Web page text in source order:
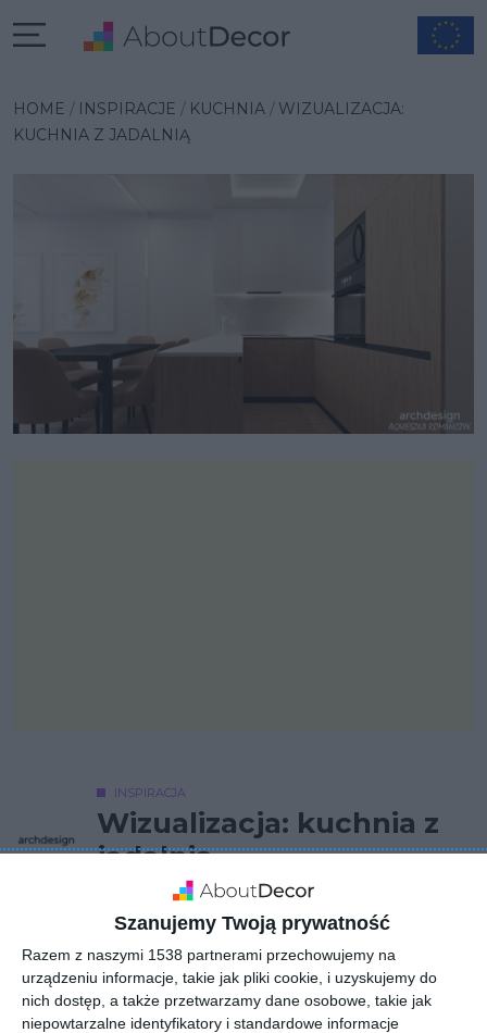
Szanujemy Twoją prywatność
Razem z naszymi 1538 partnerami przechowujemy na
urządzeniu informacje, takie jak pliki cookie, i uzyskujemy do
nich dostęp, a także przetwarzamy dane osobowe, takie jak
niepowtarzalne identyfikatory i standardowe informacje
HOME INSPIRACJE KUCHNIA
WIZUALIZACJA:
KUCHNIA Z JADALNIĄ
INSPIRACJA
Wizualizacja: kuchnia z
jadalnią
We wnętrzu zastosowano ponadczasowe rozwiązania,
materiały oraz kolory - dzięki czemu całość wygląda spójnie i
harmonijnie.